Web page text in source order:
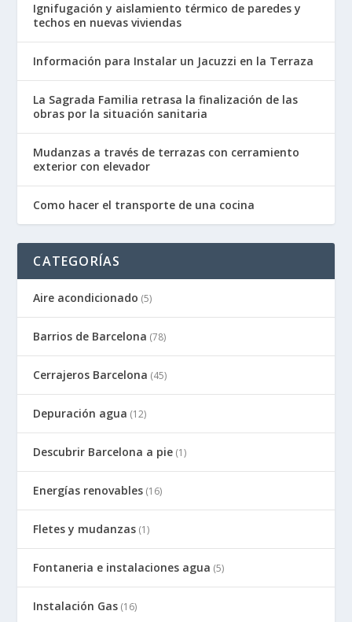
Ignifugación y aislamiento térmico de paredes y
techos en nuevas viviendas
Información para Instalar un Jacuzzi en la Terraza
La Sagrada Familia retrasa la finalización de las
obras por la situación sanitaria
Mudanzas a través de terrazas con cerramiento
exterior con elevador
Como hacer el transporte de una cocina
CATEGORÍAS
Aire acondicionado (5)
Barrios de Barcelona (78)
Cerrajeros Barcelona (45)
Depuración agua (12)
Descubrir Barcelona a pie (1)
Energías renovables (16)
Fletes y mudanzas (1)
Fontaneria e instalaciones agua (5)
Instalación Gas (16)